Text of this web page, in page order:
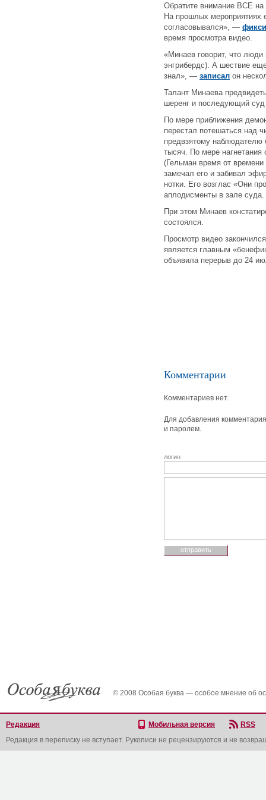
Обратите внимание ВСЕ
На прошлых мероприятиях
согласовывался», —
время просмотра видео.
«Минаев говорит, что
энгрибердс). А шествие
знал», — записал он
Талант Минаева
шеренг и последующий
По мере приближения
перестал потешаться над
предвзятому наблюдателю
тысяч. По мере нагнетания
(Гельман время от
замечал его и забивал
нотки. Его возглас «Они
аплодисменты в зале суда.
При этом Минаев
состоялся.
Просмотр видео
является главным
объявила перерыв до 24
Комментарии
Комментариев нет.
Для добавления
и паролем.
логин
© 2008 Особая буква — особое мнение об
Редакция Мобильная версия
RSS
Редакция в переписку не вступает. Рукописи не рецензируются и не